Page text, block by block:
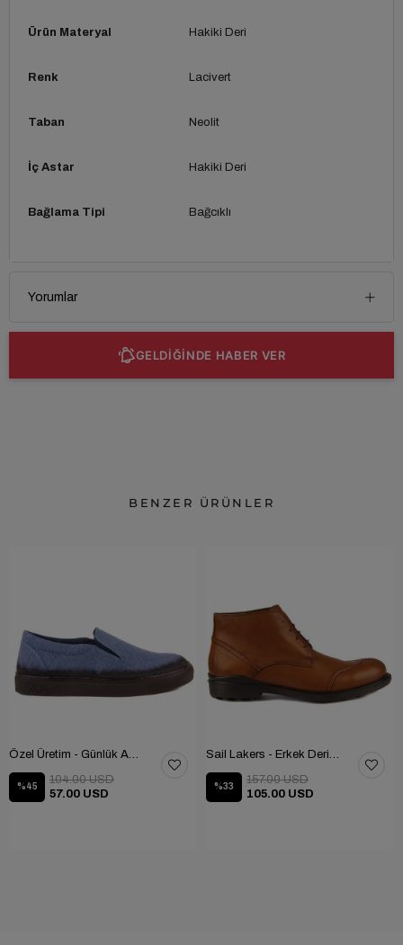
Ürün Materyal Hakiki Deri
Renk Lacivert
Taban Neolit
İç Astar Hakiki Deri
Bağlama Tipi Bağcıklı
Yorumlar
GELDİĞİNDE HABER VER
BENZER ÜRÜNLER
%45
57.00 USD
104.00 USD
%33
105.00 USD
157.00 USD